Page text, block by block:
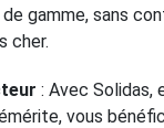
gamme, sans
cher.
: Avec Solidas,
vous